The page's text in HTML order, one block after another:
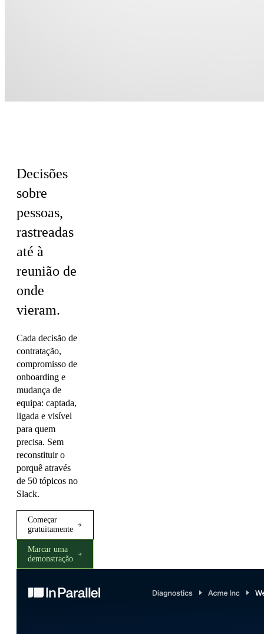
Decisões
sobre
pessoas,
rastreadas
até à
reunião de
onde
vieram.
Cada decisão de
contratação,
compromisso de
onboarding e
mudança de
equipa: captada,
ligada e visível
para quem
precisa. Sem
reconstituir o
porquê através
de 50 tópicos no
Slack.
Começar
gratuitamente
Marcar uma
demonstração